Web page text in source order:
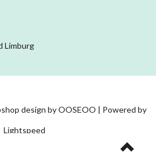
Limburg
design byOOSEOO | Powered by
Lightspeed